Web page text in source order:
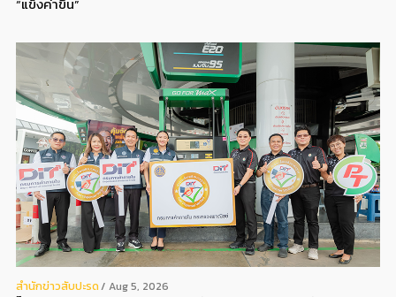
สํานักข่าวสับปะรด Aug 5, 2026